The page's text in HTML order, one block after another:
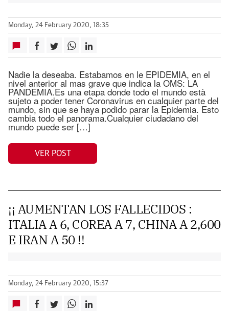
Monday, 24 February 2020, 18:35
Nadie la deseaba. Estabamos en le EPIDEMIA, en el
nivel anterior al mas grave que indica la OMS: LA
PANDEMIA.Es una etapa donde todo el mundo està
sujeto a poder tener Coronavirus en cualquier parte del
mundo, sin que se haya podido parar la Epidemia. Esto
cambia todo el panorama.Cualquier ciudadano del
mundo puede ser […]
VER POST
¡¡ AUMENTAN LOS FALLECIDOS :
ITALIA A 6, COREA A 7, CHINA A 2,600
E IRAN A 50 !!
Monday, 24 February 2020, 15:37